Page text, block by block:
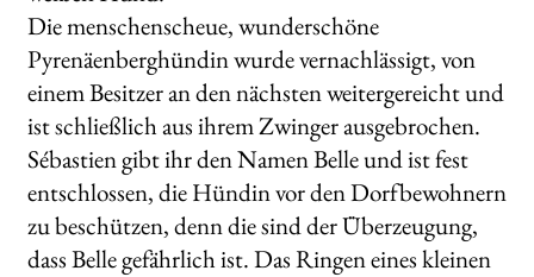
Die menschenscheue, wunderschöne
Pyrenäenberghündin wurde vernachlässigt, von
einem Besitzer an den nächsten weitergereicht und
ist schließlich aus ihrem Zwinger ausgebrochen.
Sébastien gibt ihr den Namen Belle und ist fest
entschlossen, die Hündin vor den Dorfbewohnern
zu beschützen, denn die sind der Überzeugung,
dass Belle gefährlich ist. Das Ringen eines kleinen